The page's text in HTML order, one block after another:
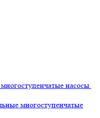
насосы
многоступенчатые